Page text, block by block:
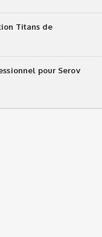
Titans de
pour Serov